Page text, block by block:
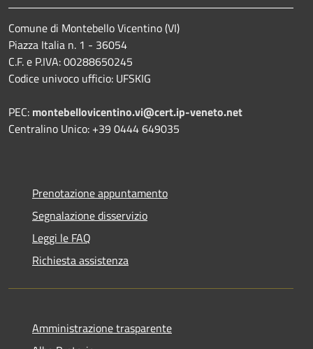
Comune di Montebello Vicentino (VI)
Piazza Italia n. 1 - 36054
C.F. e P.IVA: 00288650245
Codice univoco ufficio: UFSKIG
PEC: montebellovicentino.vi@cert.ip-veneto.net
Centralino Unico: +39 0444 649035
Prenotazione appuntamento
Segnalazione disservizio
Leggi le FAQ
Richiesta assistenza
Amministrazione trasparente